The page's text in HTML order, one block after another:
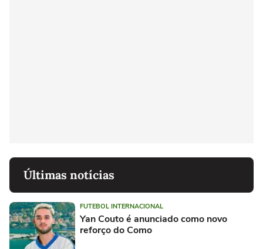
Últimas notícias
FUTEBOL INTERNACIONAL
Yan Couto é anunciado como novo
reforço do Como